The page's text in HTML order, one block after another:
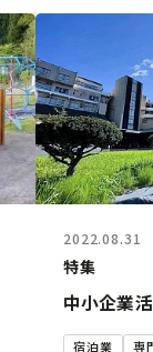
2022.08.31
特集
中小企業
宿泊業
専